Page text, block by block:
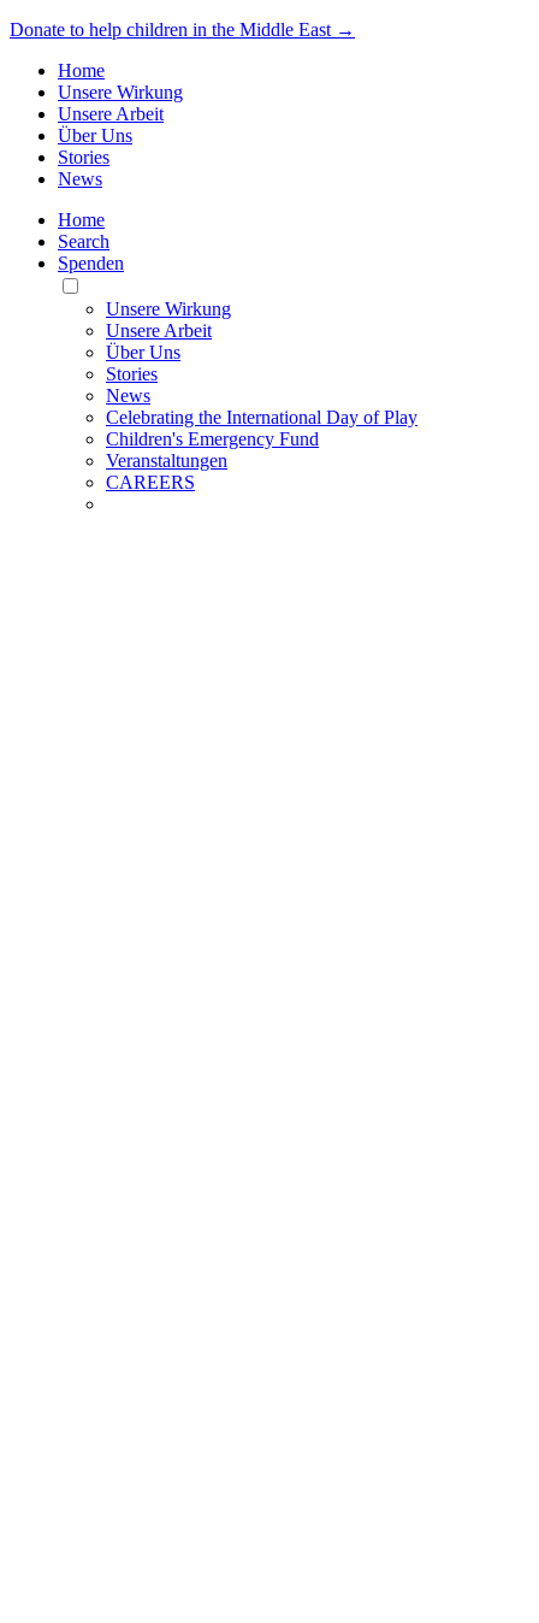
Donate to help children in the Middle East →
Home
Unsere Wirkung
Unsere Arbeit
Über Uns
Stories
News
Home
Search
Spenden
Toggle
Mobile
Menu
Unsere Wirkung
Unsere Arbeit
Über Uns
Stories
News
Celebrating the International Day of Play
Children's Emergency Fund
Veranstaltungen
CAREERS